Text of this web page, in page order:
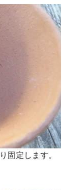
固定します。